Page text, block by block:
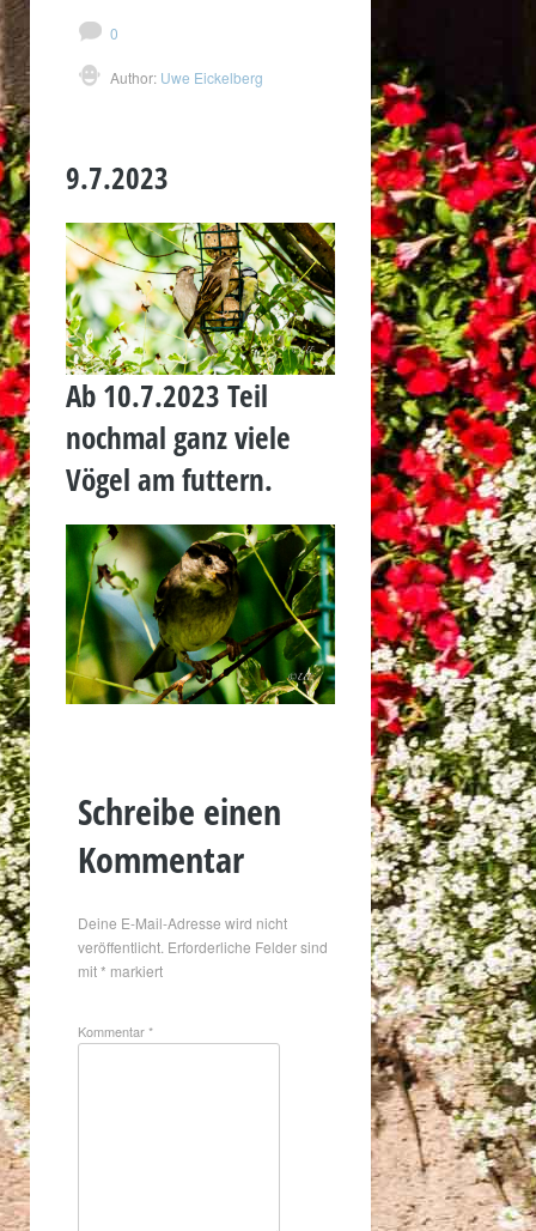
0
Author: Uwe Eickelberg
9.7.2023
Ab 10.7.2023 Teil
nochmal ganz viele
Vögel am futtern.
Schreibe einen
Kommentar
Deine E-Mail-Adresse wird nicht
veröffentlicht. Erforderliche Felder sind
mit* markiert
Kommentar*